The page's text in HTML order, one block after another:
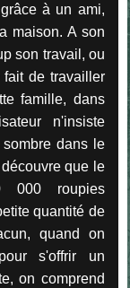
à un ami,
maison. A son
son travail, ou
fait de travailler
famille, dans
n'insiste
dans le
que le
000 roupies
quantité de
quand on
s'offrir un
on comprend